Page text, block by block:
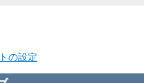
の設定